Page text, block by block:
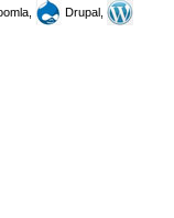
Drupal,